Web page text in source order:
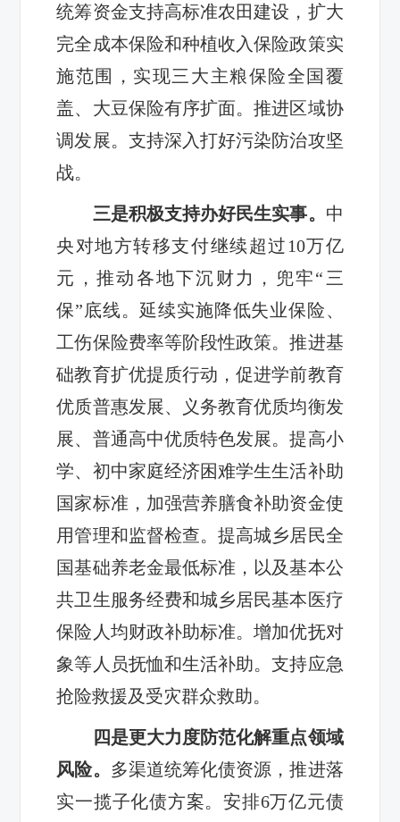
统筹资金支持高标准农田建设，扩大
完全成本保险和种植收入保险政策实
施范围，实现三大主粮保险全国覆
盖、大豆保险有序扩面。推进区域协
调发展。支持深入打好污染防治攻坚
战。
三是积极支持办好民生实事。 中
央对地方转移支付继续超过10万亿
元，推动各地下沉财力，兜牢“三
保”底线。延续实施降低失业保险、
工伤保险费率等阶段性政策。推进基
础教育扩优提质行动，促进学前教育
优质普惠发展、义务教育优质均衡发
展、普通高中优质特色发展。提高小
学、初中家庭经济困难学生生活补助
国家标准，加强营养膳食补助资金使
用管理和监督检查。提高城乡居民全
国基础养老金最低标准，以及基本公
共卫生服务经费和城乡居民基本医疗
保险人均财政补助标准。增加优抚对
象等人员抚恤和生活补助。支持应急
抢险救援及受灾群众救助。
四是更大力度防范化解重点领域
风险。 多渠道统筹化债资源，推进落
实一揽子化债方案。安排6万亿元债